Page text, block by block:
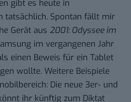
gibt es heute in
tatsächlich. Spontan fällt mir
Gerät aus 2001: Odyssee im
im vergangenen Jahr
einen Beweis für ein Tablet
wollte. Weitere Beispiele
Die neue 3er- und
ihr künftig zum Diktat